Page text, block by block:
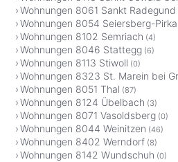
Wohnungen 8061 Sankt
Wohnungen 8054 Seiersberg-Pirka
Wohnungen 8102 Semriach (4)
Wohnungen 8046 Stattegg (6)
Wohnungen 8113 Stiwoll (0)
Wohnungen 8323 St. Marein bei
Wohnungen 8051 Thal (87)
Wohnungen 8124 Übelbach (3)
Wohnungen 8071 Vasoldsberg (0)
Wohnungen 8044 Weinitzen (46)
Wohnungen 8402 Werndorf (8)
Wohnungen 8142 Wundschuh (0)